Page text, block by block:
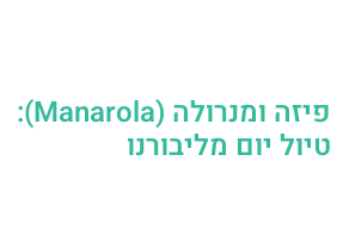
פיזה ומנרולה (Manarola):
טיול יום מליבורנו